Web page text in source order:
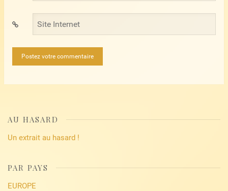
Site
Internet
AU HASARD
Un extrait au hasard !
PAR PAYS
EUROPE